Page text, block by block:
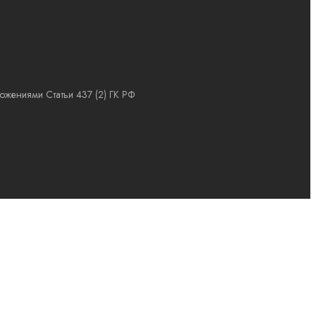
Статьи 437 (2) ГК РФ